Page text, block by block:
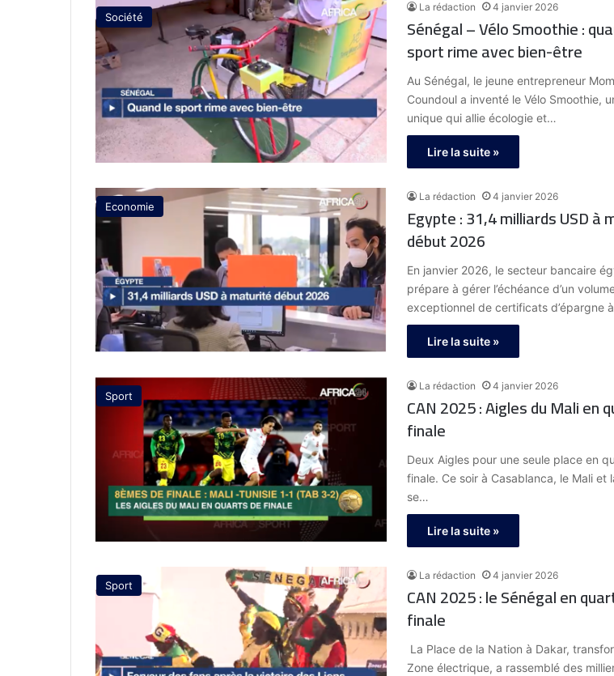
Société
La rédaction 4 janvier 2026
Sénégal – Vélo Smoothie :
sport rime avec bien-être
Au Sénégal, le jeune entrepreneur
Coundoul a inventé le Vélo Smoothie,
unique qui allie écologie et…
Lire la suite »
Economie
La rédaction 4 janvier 2026
Egypte : 31,4 milliards USD à
début 2026
En janvier 2026, le secteur bancaire
prépare à gérer l’échéance d’un
exceptionnel de certificats d’épargne
Lire la suite »
Sport
La rédaction 4 janvier 2026
CAN 2025 : Aigles du Mali en
finale
Deux Aigles pour une seule place en
finale. Ce soir à Casablanca, le Mali et
se…
Lire la suite »
Sport
La rédaction 4 janvier 2026
CAN 2025 : le Sénégal en
finale
La Place de la Nation à Dakar,
Zone électrique, a rassemblé des